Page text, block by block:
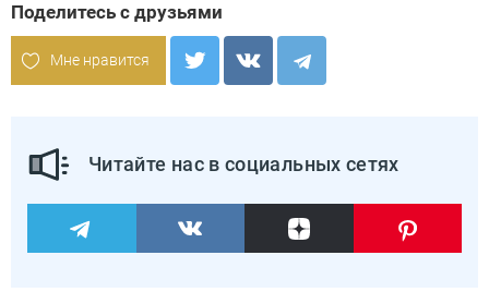
Поделитесь с друзьями
Мне нравится
Читайте нас в социальных сетях